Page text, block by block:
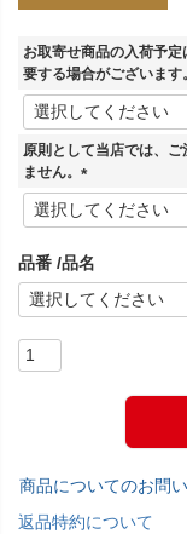
お取寄せ商品の入荷予
要する場合がございます。
原則として当店では、
ません。
(
必
)
品番 品名
商品についてのお問
返品特約について